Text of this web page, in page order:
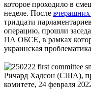
которое проходило в
неделе. После
тридцати
операцию, прошли
ПА ОБСЕ, в рамках
украинская
Ричард Хадсон (США),
комитете, 24 февраля